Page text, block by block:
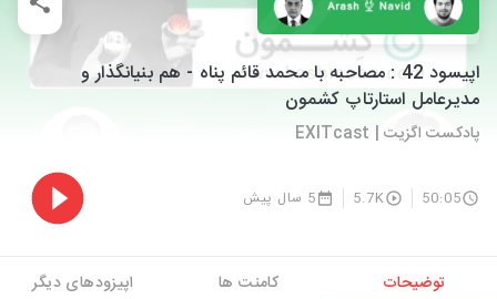
اپیسود 42 : مصاحبه با محمد قائم پناه - هم بنیانگذار و
مدیرعامل استارتاپ کشمون
پادکست اگزیت | EXITcast
50:05
5.7K 5 سال پیش
توضیحات کامنت ها اپیزودهای دیگر